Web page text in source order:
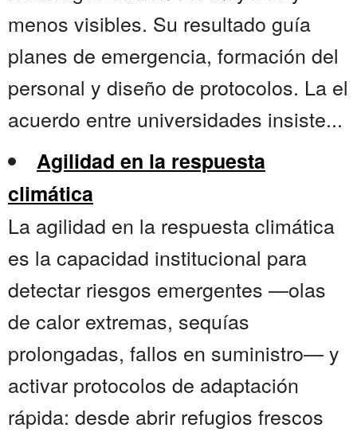
menos visibles. Su resultado guía
planes de emergencia, formación del
personal y diseño de protocolos. La el
acuerdo entre universidades insiste...
Agilidad en la respuesta
climática
La agilidad en la respuesta climática
es la capacidad institucional para
detectar riesgos emergentes —olas
de calor extremas, sequías
prolongadas, fallos en suministro— y
activar protocolos de adaptación
rápida: desde abrir refugios frescos